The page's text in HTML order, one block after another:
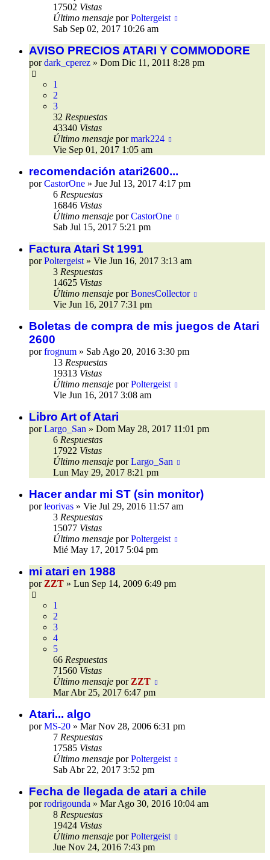
17502 Vistas
Último mensaje porPoltergeist
Sab Sep 02, 2017 10:26 am
AVISO PRECIOS ATARI Y COMMODORE
pordark_cperez » Dom Dic 11, 2011 8:28 pm
1
2
3
32 Respuestas
43340 Vistas
Último mensaje pormark224
Vie Sep 01, 2017 1:05 am
recomendación atari2600...
porCastorOne » Jue Jul 13, 2017 4:17 pm
6 Respuestas
16846 Vistas
Último mensaje porCastorOne
Sab Jul 15, 2017 5:21 pm
Factura Atari St 1991
porPoltergeist » Vie Jun 16, 2017 3:13 am
3 Respuestas
14625 Vistas
Último mensaje porBonesCollector
Vie Jun 16, 2017 7:31 pm
Boletas de compra de mis juegos de Atari
2600
porfrognum » Sab Ago 20, 2016 3:30 pm
13 Respuestas
19313 Vistas
Último mensaje porPoltergeist
Vie Jun 16, 2017 3:08 am
Libro Art of Atari
porLargo_San » Dom May 28, 2017 11:01 pm
6 Respuestas
17922 Vistas
Último mensaje porLargo_San
Lun May 29, 2017 8:21 pm
Hacer andar mi ST (sin monitor)
porleorivas » Vie Jul 29, 2016 11:57 am
3 Respuestas
15077 Vistas
Último mensaje porPoltergeist
Mié May 17, 2017 5:04 pm
mi atari en 1988
por ZZT » Lun Sep 14, 2009 6:49 pm
1
2
3
4
5
66 Respuestas
71560 Vistas
Último mensaje por ZZT
Mar Abr 25, 2017 6:47 pm
Atari... algo
porMS-20 » Mar Nov 28, 2006 6:31 pm
7 Respuestas
17585 Vistas
Último mensaje porPoltergeist
Sab Abr 22, 2017 3:52 pm
Fecha de llegada de atari a chile
porrodrigounda » Mar Ago 30, 2016 10:04 am
8 Respuestas
19424 Vistas
Último mensaje porPoltergeist
Jue Nov 24, 2016 7:43 pm